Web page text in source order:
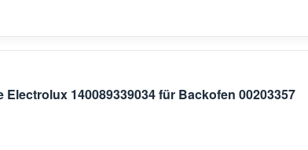
Electrolux 140089339034 für Backofen 00203357